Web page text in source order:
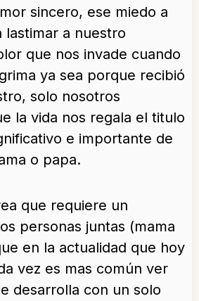
sincero, ese miedo a
lastimar a nuestro
que nos invade cuando
ya sea porque recibió
solo nosotros
la vida nos regala el titulo
e importante de
o papa.
que requiere un
personas juntas (mama
en la actualidad que hoy
vez es mas común ver
desarrolla con un solo